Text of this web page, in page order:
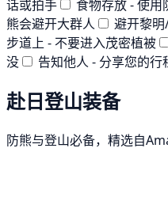
话或拍手
食物存放 - 使用
熊会避开大群人
避开黎
步道上 - 不要进入茂密植被
没
告知他人 - 分享您的行
赴日登山装备
防熊与登山必备，精选自